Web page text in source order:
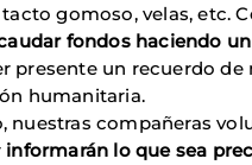
gomoso, velas, etc.
fondos haciendo
presente un recuerdo de
humanitaria.
nuestras compañeras
informarán lo que sea